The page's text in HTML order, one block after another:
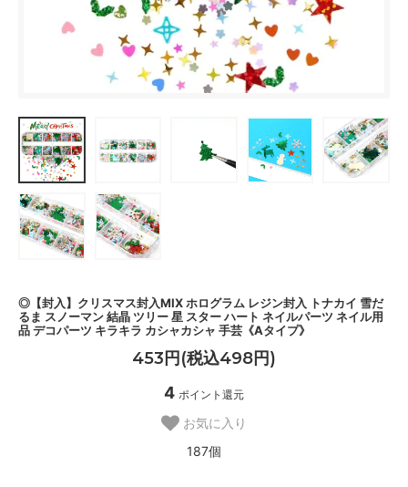
◎【封入】クリスマス封入MIX ホログラム レジン封入 トナカイ 雪だ
るま スノーマン 結晶 ツリー 星 スター ハート ネイルパーツ ネイル用
品 デコパーツ キラキラ カシャカシャ 手芸《Aタイプ》
453円(税込498円)
4 ポイント還元
お気に入り
187個